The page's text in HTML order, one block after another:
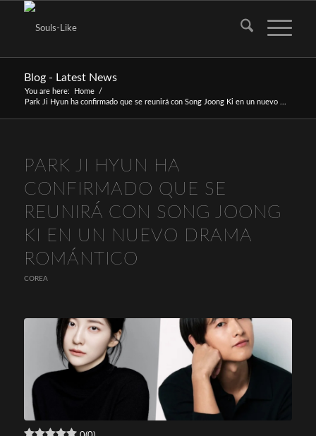
Blog - Latest News
You are here: Home
/
Park Ji Hyun ha confirmado que se reunirá con Song Joong Ki en un nuevo ...
PARK JI HYUN HA
CONFIRMADO QUE SE
REUNIRÁ CON SONG JOONG
KI EN UN NUEVO DRAMA
ROMÁNTICO
COREA